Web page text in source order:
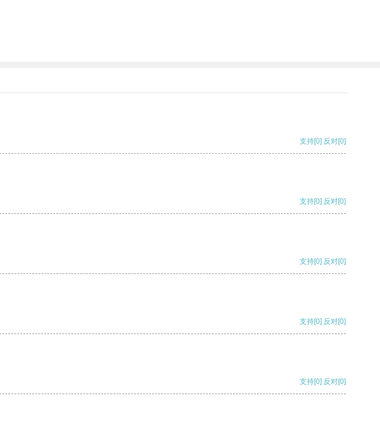
支持[0] 反对[0]
支持[0] 反对[0]
支持[0] 反对[0]
支持[0] 反对[0]
支持[0] 反对[0]